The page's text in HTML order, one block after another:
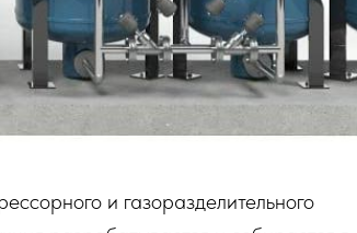
и газоразделительного